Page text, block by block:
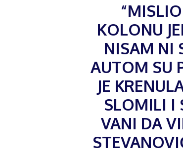
KOLONU
NISAM NI
AUTOM SU
JE
SLOMILI I
VANI DA